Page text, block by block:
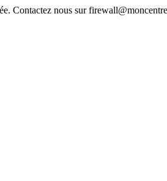
Contactez nous sur